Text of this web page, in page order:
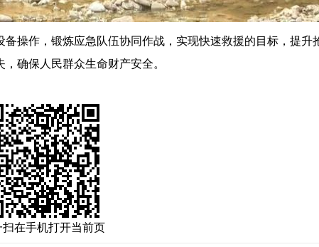
作，锻炼应急队伍协同作战，实现快速救援的目标，提升
确保人民群众生命财产安全。
扫在手机打开当前页